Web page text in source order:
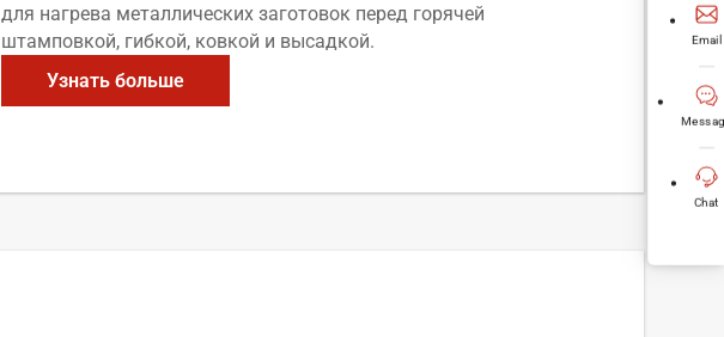
для нагрева металлических заготовок перед горячей
штамповкой, гибкой, ковкой и высадкой.
Узнать больше
Email
Chat